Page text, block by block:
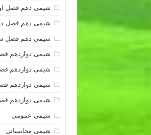
شیمی دهم فصل
شیمی دهم فصل
شیمی دهم فصل
شیمی دوازدهم
شیمی دوازدهم
شیمی دوازدهم
شیمی دوازدهم
شیمی عمومی
شیمی محاسباتی